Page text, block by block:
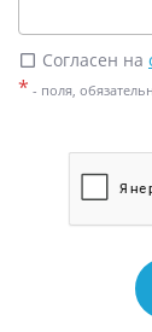
check_box_outline_blank Согласен на
* - поля,